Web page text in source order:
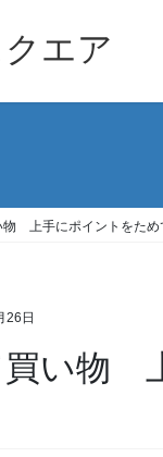
エア
物 上手にポイントをため
26日
買い物